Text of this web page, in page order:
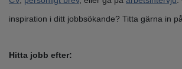
inspiration i ditt jobbsökande? Titta gärna in
Hitta jobb efter: